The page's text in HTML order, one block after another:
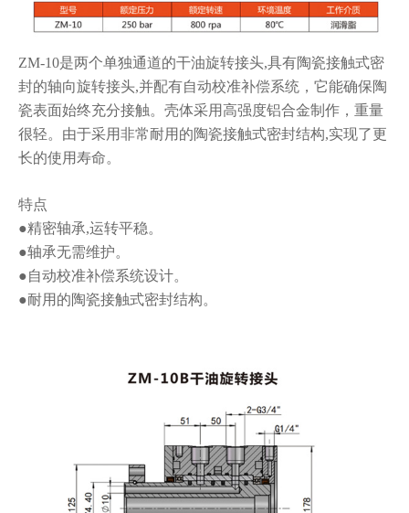
ZM-10是两个单独通道的干油旋转接头,具有陶瓷接触式密
封的轴向旋转接头,并配有自动校准补偿系统，它能确保陶
瓷表面始终充分接触。壳体采用高强度铝合金制作，重量
很轻。由于采用非常耐用的陶瓷接触式密封结构,实现了更
长的使用寿命。
特点
●精密轴承,运转平稳。
●轴承无需维护。
●自动校准补偿系统设计。
●耐用的陶瓷接触式密封结构。